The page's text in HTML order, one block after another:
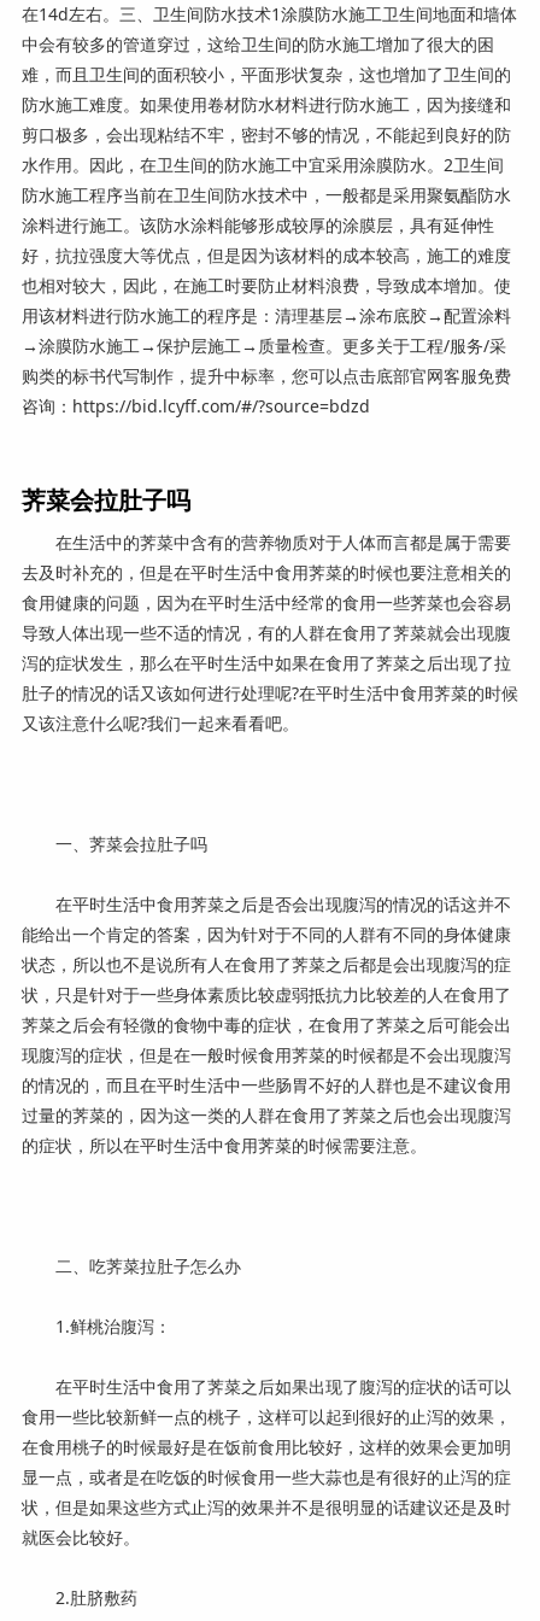
在14d左右。三、卫生间防水技术1涂膜防水施工卫生间地面和墙体
中会有较多的管道穿过，这给卫生间的防水施工增加了很大的困
难，而且卫生间的面积较小，平面形状复杂，这也增加了卫生间的
防水施工难度。如果使用卷材防水材料进行防水施工，因为接缝和
剪口极多，会出现粘结不牢，密封不够的情况，不能起到良好的防
水作用。因此，在卫生间的防水施工中宜采用涂膜防水。2卫生间
防水施工程序当前在卫生间防水技术中，一般都是采用聚氨酯防水
涂料进行施工。该防水涂料能够形成较厚的涂膜层，具有延伸性
好，抗拉强度大等优点，但是因为该材料的成本较高，施工的难度
也相对较大，因此，在施工时要防止材料浪费，导致成本增加。使
用该材料进行防水施工的程序是：清理基层→涂布底胶→配置涂料
→涂膜防水施工→保护层施工→质量检查。更多关于工程/服务/采
购类的标书代写制作，提升中标率，您可以点击底部官网客服免费
咨询：https://bid.lcyff.com/#/?source=bdzd
荠菜会拉肚子吗
在生活中的荠菜中含有的营养物质对于人体而言都是属于需要
去及时补充的，但是在平时生活中食用荠菜的时候也要注意相关的
食用健康的问题，因为在平时生活中经常的食用一些荠菜也会容易
导致人体出现一些不适的情况，有的人群在食用了荠菜就会出现腹
泻的症状发生，那么在平时生活中如果在食用了荠菜之后出现了拉
肚子的情况的话又该如何进行处理呢?在平时生活中食用荠菜的时候
又该注意什么呢?我们一起来看看吧。
一、荠菜会拉肚子吗
在平时生活中食用荠菜之后是否会出现腹泻的情况的话这并不
能给出一个肯定的答案，因为针对于不同的人群有不同的身体健康
状态，所以也不是说所有人在食用了荠菜之后都是会出现腹泻的症
状，只是针对于一些身体素质比较虚弱抵抗力比较差的人在食用了
荠菜之后会有轻微的食物中毒的症状，在食用了荠菜之后可能会出
现腹泻的症状，但是在一般时候食用荠菜的时候都是不会出现腹泻
的情况的，而且在平时生活中一些肠胃不好的人群也是不建议食用
过量的荠菜的，因为这一类的人群在食用了荠菜之后也会出现腹泻
的症状，所以在平时生活中食用荠菜的时候需要注意。
二、吃荠菜拉肚子怎么办
1.鲜桃治腹泻：
在平时生活中食用了荠菜之后如果出现了腹泻的症状的话可以
食用一些比较新鲜一点的桃子，这样可以起到很好的止泻的效果，
在食用桃子的时候最好是在饭前食用比较好，这样的效果会更加明
显一点，或者是在吃饭的时候食用一些大蒜也是有很好的止泻的症
状，但是如果这些方式止泻的效果并不是很明显的话建议还是及时
就医会比较好。
2.肚脐敷药